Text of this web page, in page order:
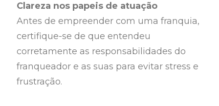
Clareza nos papeis de atuação
Antes de empreender com uma franquia,
certifique-se de que entendeu
corretamente as responsabilidades do
franqueador e as suas para evitar stress e
frustração.